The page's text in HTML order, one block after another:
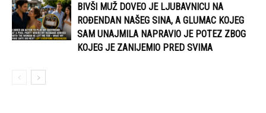
BIVŠI MUŽ DOVEO JE LJUBAVNICU NA
ROĐENDAN NAŠEG SINA, A GLUMAC KOJEG
SAM UNAJMILA NAPRAVIO JE POTEZ ZBOG
KOJEG JE ZANIJEMIO PRED SVIMA